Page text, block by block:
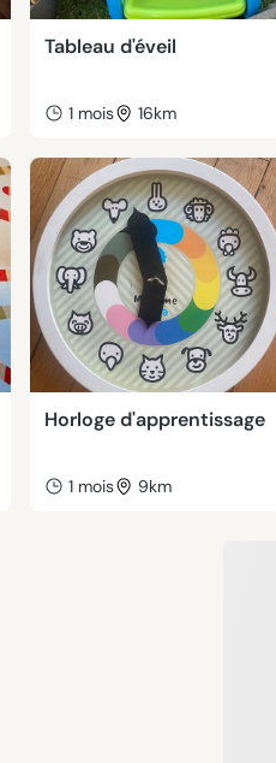
Tableau d'éveil
1 mois 16km
Horloge d'apprentissage
1 mois 9km